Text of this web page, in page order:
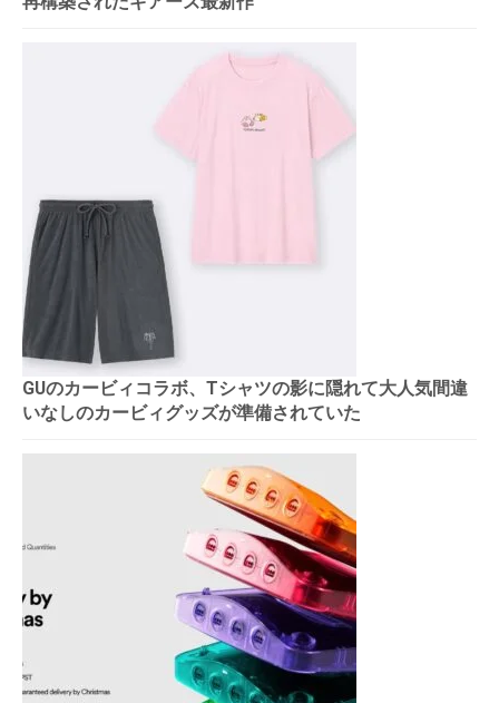
GUのカービィコラボ、Tシャツの影に隠れて大人気間違
いなしのカービィグッズが準備されていた